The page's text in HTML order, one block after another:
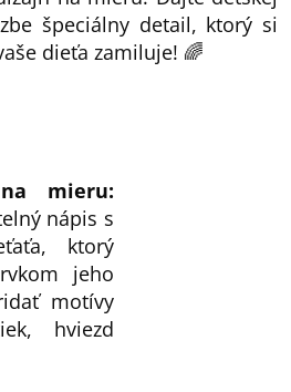
špeciálny detail, ktorý si
dieťa zamiluje! 🌈
mieru:
nápis s
ktorý
jeho
motívy
hviezd